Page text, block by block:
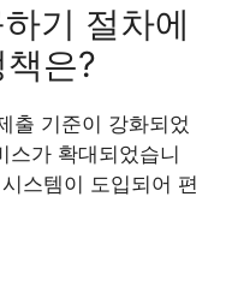
기 절차에
은?
출 기준이 강화되었
스가 확대되었습니
스템이 도입되어 편